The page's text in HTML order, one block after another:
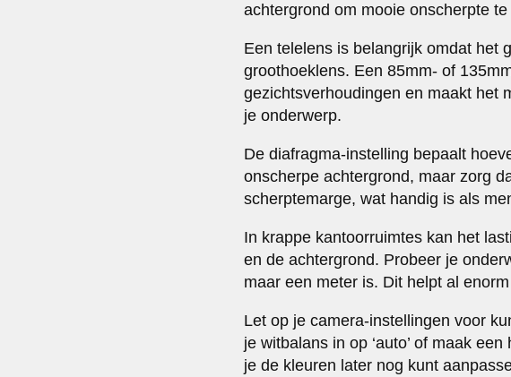
achtergrond om mooie onscherpte
Een telelens is belangrijk omdat het
groothoeklens. Een 85mm- of
gezichtsverhoudingen en maakt het
je onderwerp.
De diafragma-instelling bepaalt
onscherpe achtergrond, maar zorg
scherptemarge, wat handig is als
In krappe kantoorruimtes kan het
en de achtergrond. Probeer je
maar een meter is. Dit helpt al
Let op je camera-instellingen voor
je witbalans in op ‘auto’ of maak
je de kleuren later nog kunt